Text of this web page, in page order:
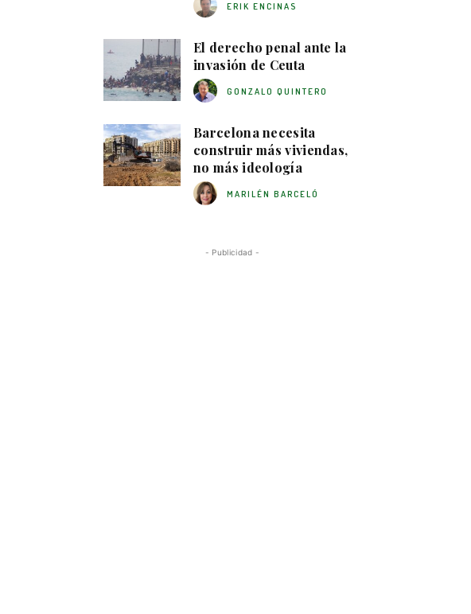
ERIK ENCINAS
El derecho penal ante la
invasión de Ceuta
GONZALO QUINTERO
Barcelona necesita
construir más viviendas,
no más ideología
MARILÉN BARCELÓ
- Publicidad -